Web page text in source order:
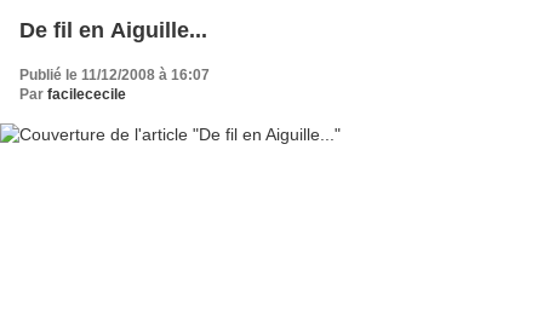
De fil en Aiguille...
Publié le 11/12/2008 à 16:07
Par facilececile